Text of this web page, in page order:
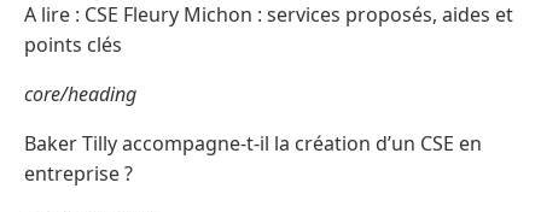
A lire : CSE Fleury Michon : services proposés, aides et
points clés
core/heading
Baker Tilly accompagne-t-il la création d’un CSE en
entreprise ?